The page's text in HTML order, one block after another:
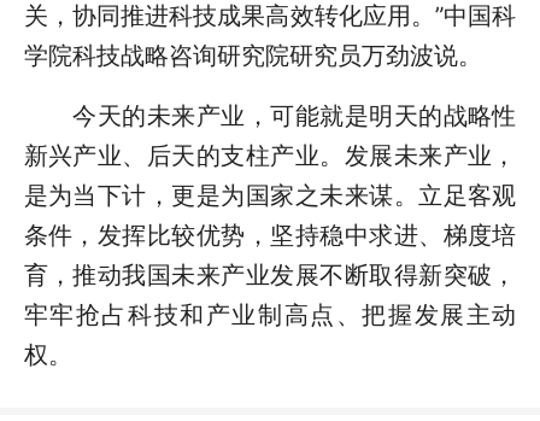
关，协同推进科技成果高效转化应用。”中国科
学院科技战略咨询研究院研究员万劲波说。
今天的未来产业，可能就是明天的战略性
新兴产业、后天的支柱产业。发展未来产业，
是为当下计，更是为国家之未来谋。立足客观
条件，发挥比较优势，坚持稳中求进、梯度培
育，推动我国未来产业发展不断取得新突破，
牢牢抢占科技和产业制高点、把握发展主动
权。